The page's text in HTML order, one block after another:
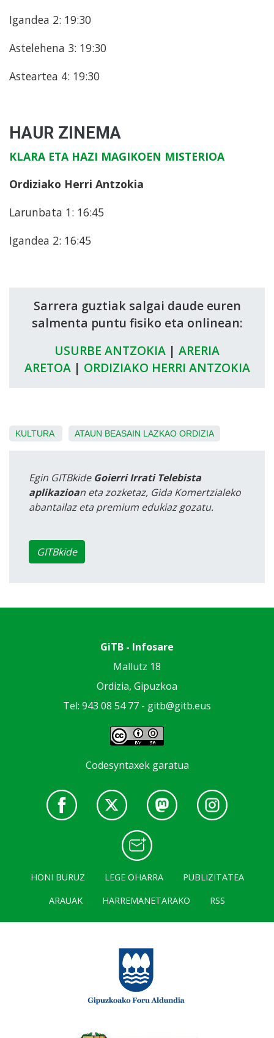
Igandea 2: 19:30
Astelehena 3: 19:30
Asteartea 4: 19:30
HAUR ZINEMA
KLARA ETA HAZI MAGIKOEN MISTERIOA
Ordiziako Herri Antzokia
Larunbata 1: 16:45
Igandea 2: 16:45
Sarrera guztiak salgai daude euren
salmenta puntu fisiko eta onlinean:
USURBE ANTZOKIA | ARERIA
ARETOA| ORDIZIAKO HERRI ANTZOKIA
KULTURA ATAUN BEASAIN LAZKAO ORDIZIA
Egin GITBkide Goierri Irrati Telebista
aplikazioan eta zozketaz, Gida Komertzialeko
abantailaz eta premium edukiaz gozatu.
GITBkide
GiTB - Infosare
Mallutz 18
Ordizia, Gipuzkoa
Tel: 943 08 54 77 - gitb@gitb.eus
Codesyntaxek garatua
HONI BURUZ LEGE OHARRA
PUBLIZITATEA
ARAUAK
HARREMANETARAKO RSS